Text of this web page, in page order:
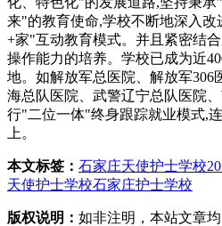
来"的教育使命,学校不断地深入
+家"互动教育模式。并且紧密结
操作能力的培养。学校已成为近
地。如解放军总医院、解放军306
海总队医院、武警辽宁总队医院
行"二位一体"终身跟踪就业模式,
上。
本文标签： 石家庄天使护士学校
天使护士学校石家庄护士学校
版权说明： 如非注明，本站文章